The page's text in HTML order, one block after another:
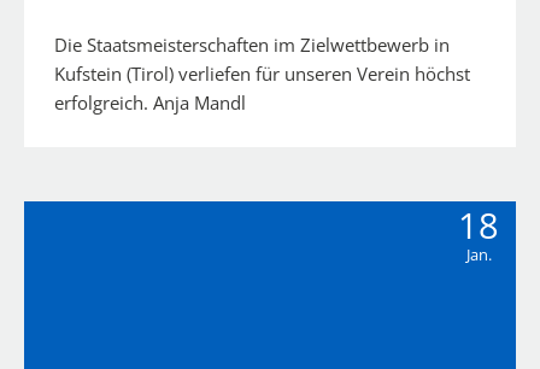
Die Staatsmeisterschaften im Zielwettbewerb in
Kufstein (Tirol) verliefen für unseren Verein höchst
erfolgreich. Anja Mandl
18
Jan.